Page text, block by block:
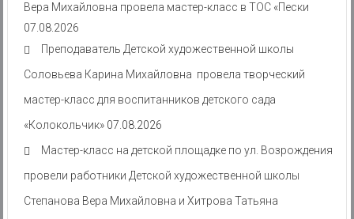
Вера Михайловна провела мастер-класс в ТОС «Пески
07.08.2026
Преподаватель Детской художественной школы
Соловьева Карина Михайловна провела творческий
мастер-класс для воспитанников детского сада
«Колокольчик» 07.08.2026
Мастер-класс на детской площадке по ул. Возрождения
провели работники Детской художественной школы
Степанова Вера Михайловна и Хитрова Татьяна